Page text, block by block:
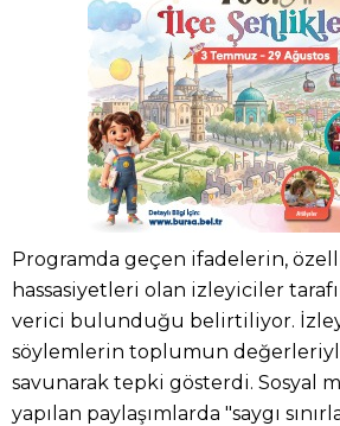
Programda geçen ifadelerin,
hassasiyetleri olan izleyiciler
verici bulunduğu belirtiliyor.
söylemlerin toplumun değerleriyle
savunarak tepki gösterdi. Sosyal
yapılan paylaşımlarda "saygı